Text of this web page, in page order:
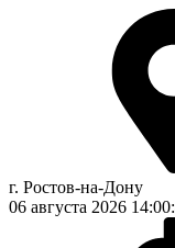
г. Ростов-на-Дону
06 августа 2026